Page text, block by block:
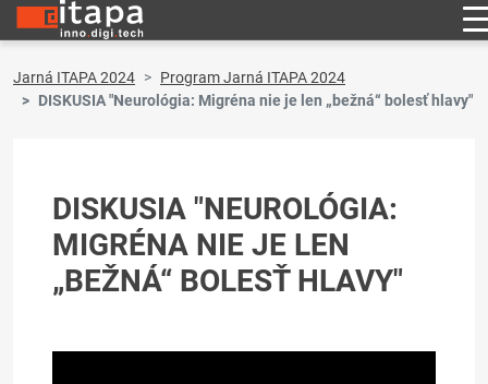
Jarná ITAPA 2024
Program Jarná ITAPA 2024
DISKUSIA "Neurológia: Migréna nie je len „bežná“ bolesť hlavy"
DISKUSIA "NEUROLÓGIA:
MIGRÉNA NIE JE LEN
„BEŽNÁ“ BOLESŤ HLAVY"